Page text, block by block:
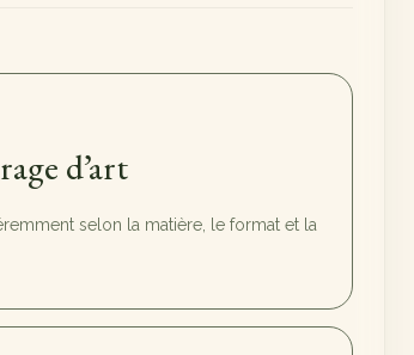
d’art
selon la matière, le format et la